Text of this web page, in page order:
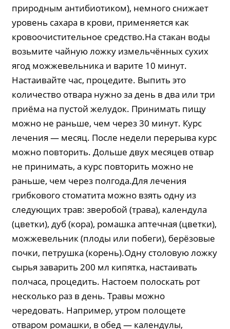
природным антибиотиком), немного снижает
уровень сахара в крови, применяется как
кровоочистительное средство.На стакан воды
возьмите чайную ложку измельчённых сухих
ягод можжевельника и варите 10 минут.
Настаивайте час, процедите. Выпить это
количество отвара нужно за день в два или три
приёма на пустой желудок. Принимать пищу
можно не раньше, чем через 30 минут. Курс
лечения — месяц. После недели перерыва курс
можно повторить. Дольше двух месяцев отвар
не принимать, а курс повторить можно не
раньше, чем через полгода.Для лечения
грибкового стоматита можно взять одну из
следующих трав: зверобой (трава), календула
(цветки), дуб (кора), ромашка аптечная (цветки),
можжевельник (плоды или побеги), берёзовые
почки, петрушка (корень).Одну столовую ложку
сырья заварить 200 мл кипятка, настаивать
полчаса, процедить. Настоем полоскать рот
несколько раз в день. Травы можно
чередовать. Например, утром полощете
отваром ромашки, в обед — календулы,